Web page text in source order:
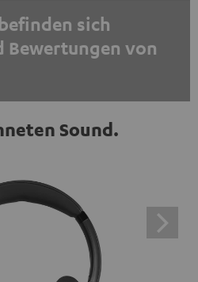
sich
Bewertungen von
UND ANZEIGEN
externe Inhalte. Der
nur einem Klick angezeigt
des Inhalts wird zugestimmt,
werden. Dabei können
an Drittplattformen
Sound.